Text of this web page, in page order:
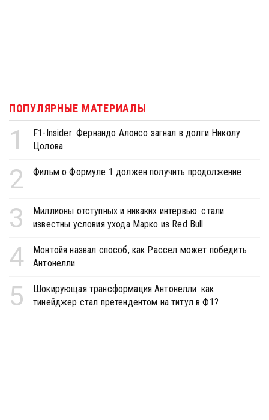
ПОПУЛЯРНЫЕ МАТЕРИАЛЫ
1
F1-Insider: Фернандо Алонсо загнал в долги Николу
Цолова
2 Фильм о Формуле 1 должен получить продолжение
3
Миллионы отступных и никаких интервью: стали
известны условия ухода Марко из Red Bull
4
Монтойя назвал способ, как Рассел может победить
Антонелли
5
Шокирующая трансформация Антонелли: как
тинейджер стал претендентом на титул в Ф1?